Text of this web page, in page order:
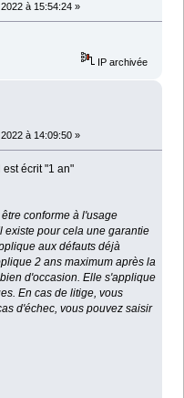
à 15:54:24 »
IP archivée
à 14:09:50 »
écrit "1 an"
conforme à l'usage
existe pour cela une garantie
aux défauts déjà
2 ans maximum après la
d'occasion. Elle s'applique
En cas de litige, vous
d'échec, vous pouvez saisir